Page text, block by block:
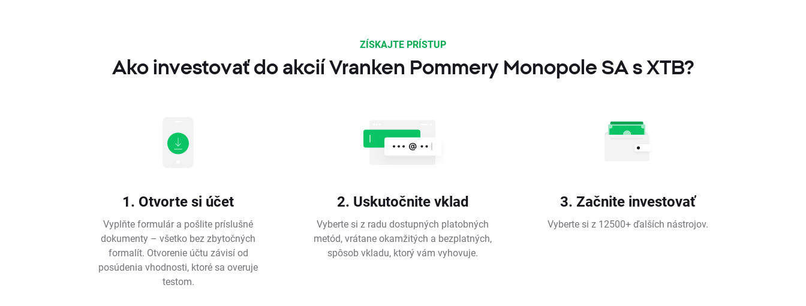
ZÍSKAJTE PRÍSTUP
Ako investovať do akcií Vranken Pommery Monopole SA s XTB?
1. Otvorte si účet
Vyplňte formulár a pošlite príslušné
dokumenty – všetko bez zbytočných
formalít. Otvorenie účtu závisí od
posúdenia vhodnosti, ktoré sa overuje
testom.
2. Uskutočnite vklad
Vyberte si z radu dostupných platobných
metód, vrátane okamžitých a bezplatných,
spôsob vkladu, ktorý vám vyhovuje.
3. Začnite investovať
Vyberte si z 12500+ ďalších nástrojov.